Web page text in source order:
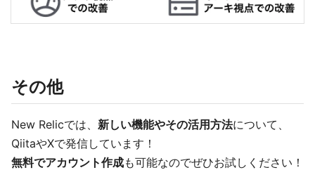
その他
New Relicでは、 新しい機能やその活用方法について、
QiitaやXで発信しています！
無料でアカウント作成も可能なのでぜひお試しください！